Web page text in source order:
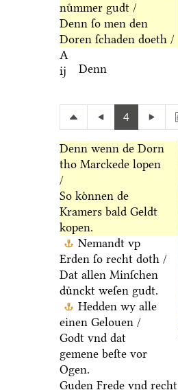
nuͤmmer gudt /
Denn ſo men den
Doren ſchaden doeth /
A
ij
Denn
4
Denn wenn de Dorn
tho Marckede lopen
/
So koͤnnen de
Kramers bald Geldt
kopen.
Nemandt vp
Erden ſo recht doth /
Dat allen Minſchen
duͤnckt weſen gudt.
Hedden wy alle
einen Gelouen /
Godt vnd dat
gemene beſte vor
Ogen.
Guden Frede vnd recht